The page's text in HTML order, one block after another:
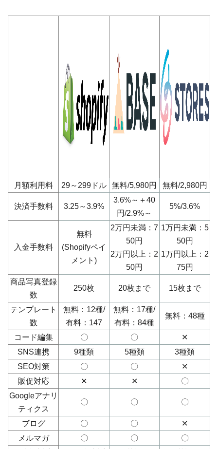
月額利用料 29～299ドル 無料/5,980円 無料/2,980円
決済手数料 3.25～3.9%
3.6%～＋40
円/2.9%～
5%/3.6%
入金手数料
無料
(Shopifyペイ
メント)
2万円未満：7
50円
2万円以上：2
50円
1万円未満：5
50円
1万円以上：2
75円
商品写真登録
数
250枚 20枚まで 15枚まで
テンプレート
数
無料：12種/
有料：147
無料：17種/
有料：84種
無料：48種
コード編集 〇 〇
✕
SNS連携
9種類 5種類
3種類
SEO対策
〇 〇
✕
販促対応
✕ ✕
〇
Googleアナリ
ティクス
〇 〇 〇
ブログ 〇 〇
✕
メルマガ
〇 〇
〇